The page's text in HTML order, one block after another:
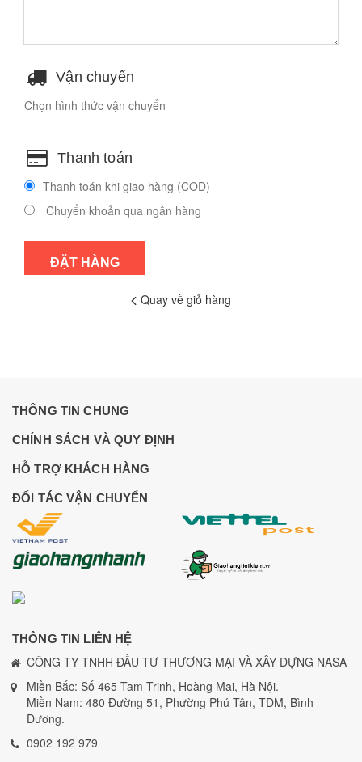
Vận chuyển
Chọn hình thức vận chuyển
Thanh toán
Thanh toán khi giao hàng (COD)
Chuyển khoản qua ngân hàng
Quay về giỏ hàng
THÔNG TIN CHUNG
CHÍNH SÁCH VÀ QUY ĐỊNH
HỖ TRỢ KHÁCH HÀNG
ĐỐI TÁC VẬN CHUYỂN
THÔNG TIN LIÊN HỆ
CÔNG TY TNHH ĐẦU TƯ THƯƠNG MẠI VÀ XÂY DỰNG NASA
Miền Bắc: Số 465 Tam Trinh, Hoàng Mai, Hà Nội.
Miền Nam: 480 Đường 51, Phường Phú Tân, TDM, Bình
Dương.
0902 192 979